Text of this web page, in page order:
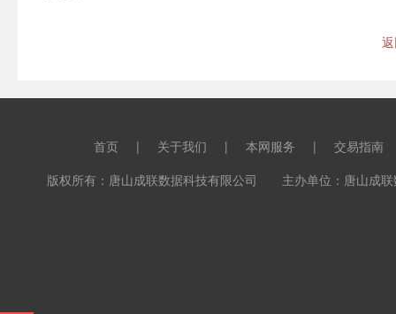
首页 | 关于我们 | 本网服务 |
交易指南
版权所有：唐山成联数据科技有限公司 主办单位：唐山成